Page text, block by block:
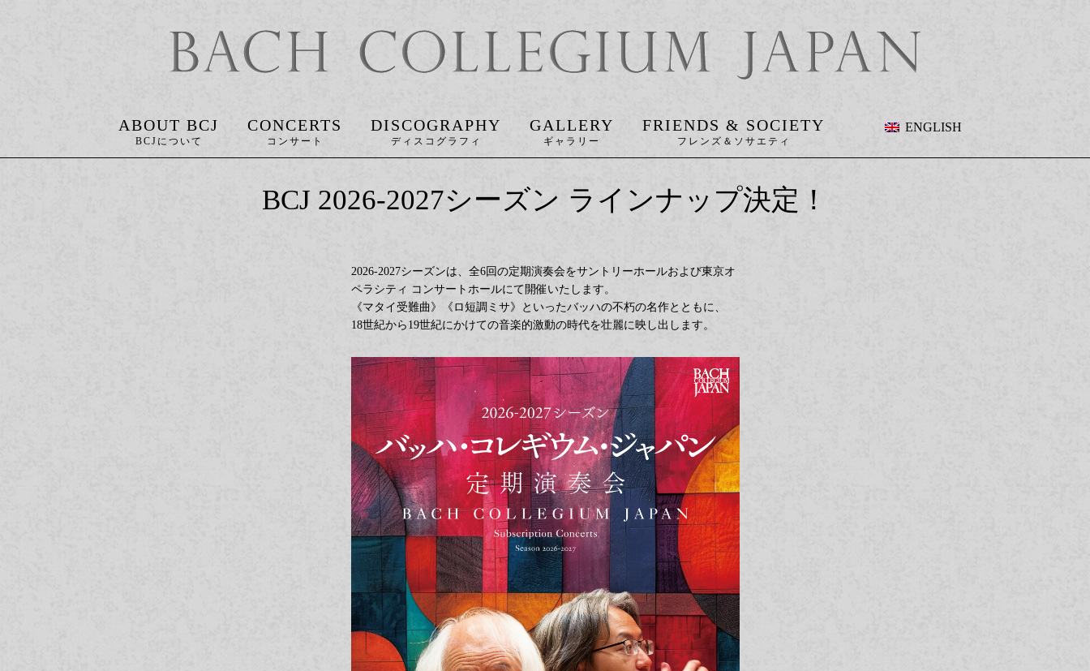
ABOUT BCJ CONCERTS DISCOGRAPHY GALLERY FRIENDS & SOCIETY ENGLISH
BCJ 2026-2027シーズン ラインナップ決定！
2026-2027シーズンは、全6回の定期演奏会をサントリーホールおよび東京オ
ペラシティ コンサートホールにて開催いたします。
《マタイ受難曲》《ロ短調ミサ》といったバッハの不朽の名作とともに、
18世紀から19世紀にかけての音楽的激動の時代を壮麗に映し出します。